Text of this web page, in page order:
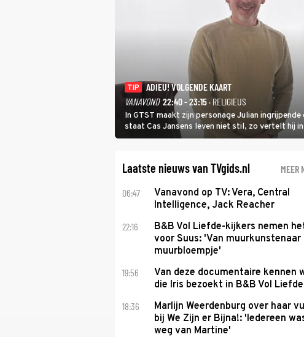
TIP
ADIEU! VOLGENDE KAART
VANAVOND 22:40 - 23:15· RELIGIEUS
In GTST maakt zijn personage Julian
staat Cas Jansens leven niet stil, zo vertelt hij
Laatste nieuws van TVgids.nl MEER
06:47
Vanavond op TV: Vera, Central
Intelligence, Jack Reacher
22:16
B&B Vol Liefde-kijkers nemen
voor Suus: 'Van muurkunstenaar
muurbloempje'
19:56
Van deze documentaire kennen
die Iris bezoekt in B&B Vol Liefde
18:36
Marlijn Weerdenburg over haar
bij We Zijn er Bijna!: 'Iedereen
weg van Martine'